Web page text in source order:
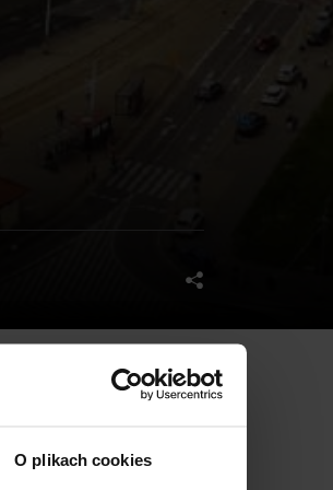
O plikach cookies